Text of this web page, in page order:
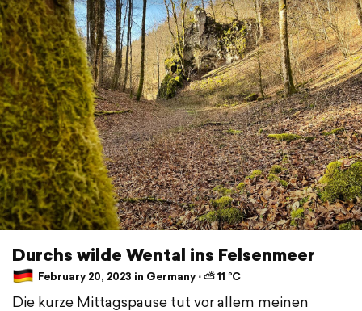
Durchs wilde Wental ins Felsenmeer
February 20, 2023 in Germany ⋅ ⛅ 11 °C
Die kurze Mittagspause tut vor allem meinen